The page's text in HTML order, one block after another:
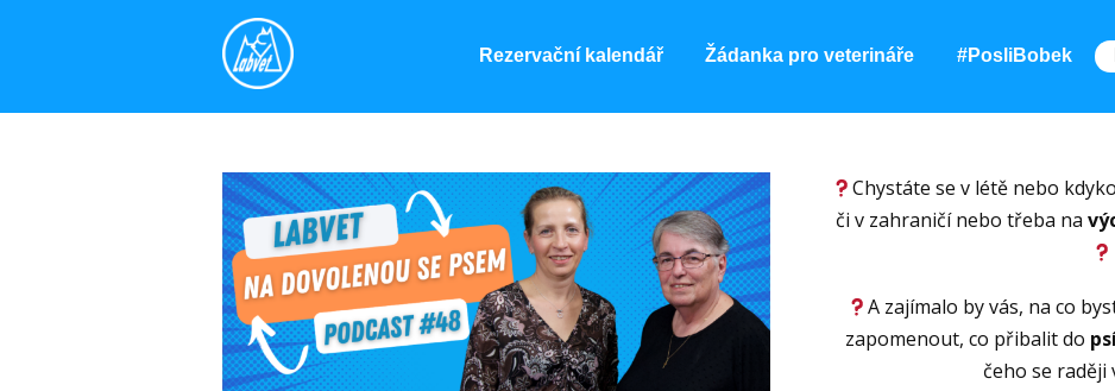
Rezervační kalendář Žádanka pro veterináře #PosliBobek
Chystáte se v létě nebo
či v zahraničí nebo třeba na
A zajímalo by vás, na co
zapomenout, co přibalit do
čeho se raději